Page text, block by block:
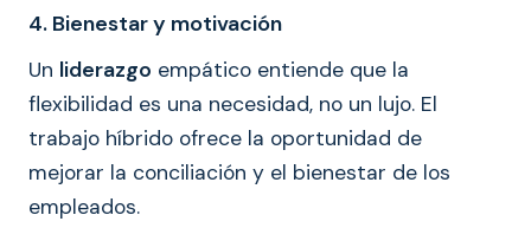
4. Bienestar y motivación
Un liderazgo empático entiende que la
flexibilidad es una necesidad, no un lujo. El
trabajo híbrido ofrece la oportunidad de
mejorar la conciliación y el bienestar de los
empleados.